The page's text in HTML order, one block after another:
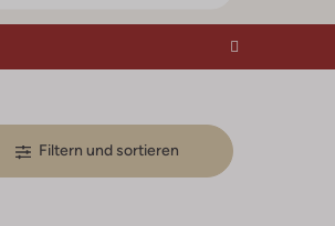
Filtern und sortieren